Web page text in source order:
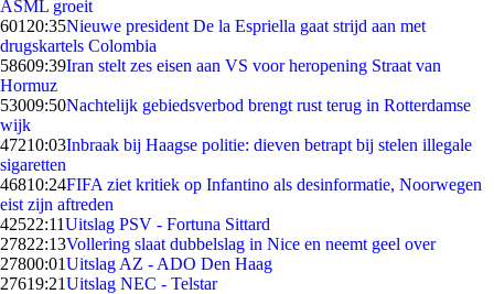
ASML groeit
601 20:35Nieuwe president De la Espriella gaat strijd aan met
drugskartels Colombia
58609:39Iran stelt zes eisen aan VS voor heropening Straat van
Hormuz
53009:50Nachtelijk gebiedsverbod brengt rust terug in Rotterdamse
wijk
47210:03Inbraak bij Haagse politie: dieven betrapt bij stelen illegale
sigaretten
46810:24FIFA ziet kritiek op Infantino als desinformatie, Noorwegen
eist zijn aftreden
42522:11Uitslag PSV - Fortuna Sittard
27822:13Vollering slaat dubbelslag in Nice en neemt geel over
27800:01Uitslag AZ - ADO Den Haag
27619:21Uitslag NEC - Telstar